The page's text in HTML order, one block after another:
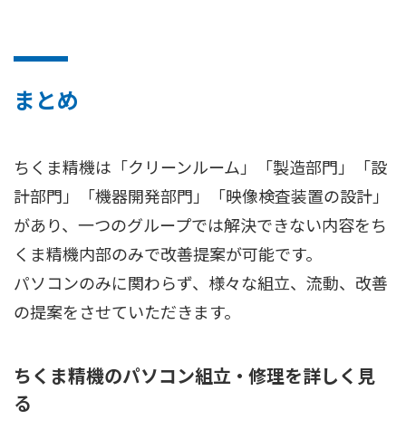
まとめ
ちくま精機は「クリーンルーム」「製造部門」「設
計部門」「機器開発部門」「映像検査装置の設計」
があり、一つのグループでは解決できない内容をち
くま精機内部のみで改善提案が可能です。
パソコンのみに関わらず、様々な組立、流動、改善
の提案をさせていただきます。
ちくま精機のパソコン組立・修理を詳しく見
る